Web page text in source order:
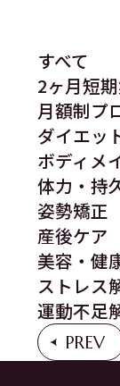
すべて
2ヶ月短
月額制プ
ダイエッ
ボディメ
体力・持
姿勢矯正
産後ケア
美容・健
ストレス
運動不足
PREV